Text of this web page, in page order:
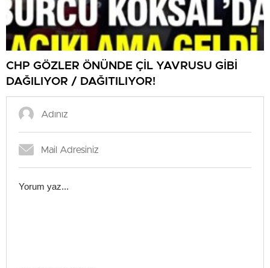
CHP GÖZLER ÖNÜNDE ÇİL YAVRUSU GİBİ
DAĞILIYOR / DAĞITILIYOR!